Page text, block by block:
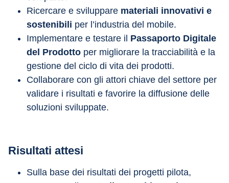
Ricercare e sviluppare materiali innovativi e
sostenibili per l’industria del mobile.
Implementare e testare il Passaporto Digitale
del Prodotto per migliorare la tracciabilità e la
gestione del ciclo di vita dei prodotti.
Collaborare con gli attori chiave del settore per
validare i risultati e favorire la diffusione delle
soluzioni sviluppate.
Risultati attesi
Sulla base dei risultati dei progetti pilota,